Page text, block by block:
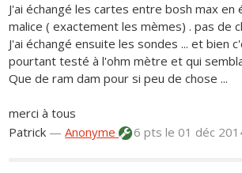
J'ai échangé les cartes entre bosh max
malice ( exactement les mèmes) . pas de
J'ai échangé ensuite les sondes ... et bien
pourtant testé à l'ohm mètre et qui
Que de ram dam pour si peu de chose ...
merci à tous
Patrick —Anonyme 6 ptsle 01 déc